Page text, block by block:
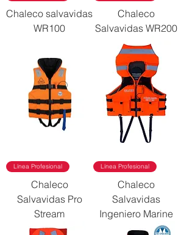
Chaleco salvavidas
WR100
Chaleco
Salvavidas WR200
Línea Profesional
Chaleco
Salvavidas Pro
Stream
Línea Profesional
Chaleco
Salvavidas
Ingeniero Marine